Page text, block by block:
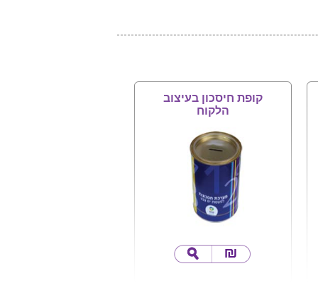
קופת חיסכון בעיצוב
הלקוח